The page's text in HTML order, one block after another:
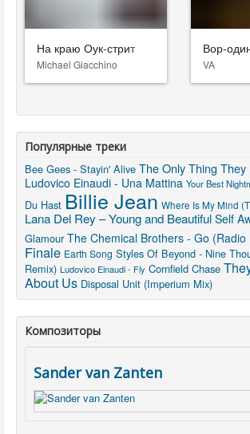
На краю Оук-стрит
Michael Giacchino
Вор-
VA
Популярные треки
Bee Gees - Stayin' Alive The Only Thing They
Ludovico Einaudi - Una Mattina Your Best
Du Hast Billie Jean Where Is My Mind
Lana Del Rey – Young and Beautiful Self
Glamour The Chemical Brothers - Go (Radio
Finale Earth Song Styles Of Beyond - Nine
Remix) Ludovico Einaudi - Fly Cornfield Chase
About Us Disposal Unit (Imperium Mix)
Композиторы
Sander van Zanten